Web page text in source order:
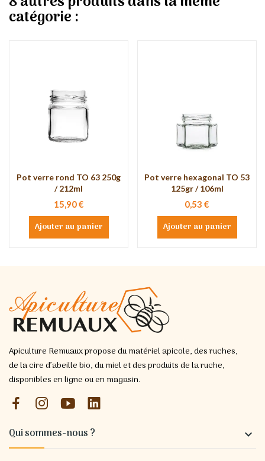
catégorie :
Pot verre rond TO 63 250g
/ 212ml
15,90 €
Ajouter au panier
Pot verre hexagonal TO 53
125gr / 106ml
0,53 €
Ajouter au panier
Apiculture Remuaux propose du matériel apicole, des ruches,
de la cire d’abeille bio, du miel et des produits de la ruche,
disponibles en ligne ou en magasin.
Qui sommes-nous ? 